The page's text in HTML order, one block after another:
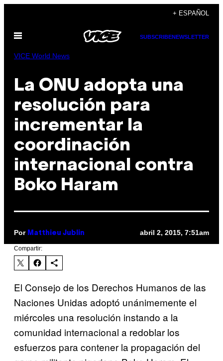
contenido
+ ESPAÑOL
Abrir
SUBSCRIBENEWSLETTER
VICE World News
La ONU adopta una
resolución para
incrementar la
coordinación
internacional contra
Boko Haram
Por Matthieu Jublin abril 2, 2015, 7:51am
Compartir:
El Consejo de los Derechos Humanos de las
Naciones Unidas adoptó unánimemente el
miércoles una resolución instando a la
comunidad internacional a redoblar los
esfuerzos para contener la propagación del